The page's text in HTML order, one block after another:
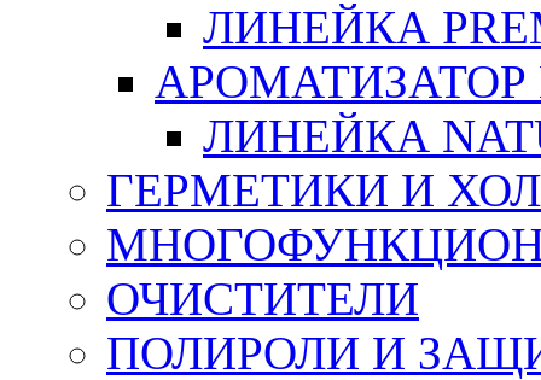
ЛИНЕЙКА
ЛИНЕЙКА
ГЕРМЕТИКИ И
ОЧИСТИТЕЛИ
ПОЛИРОЛИ И